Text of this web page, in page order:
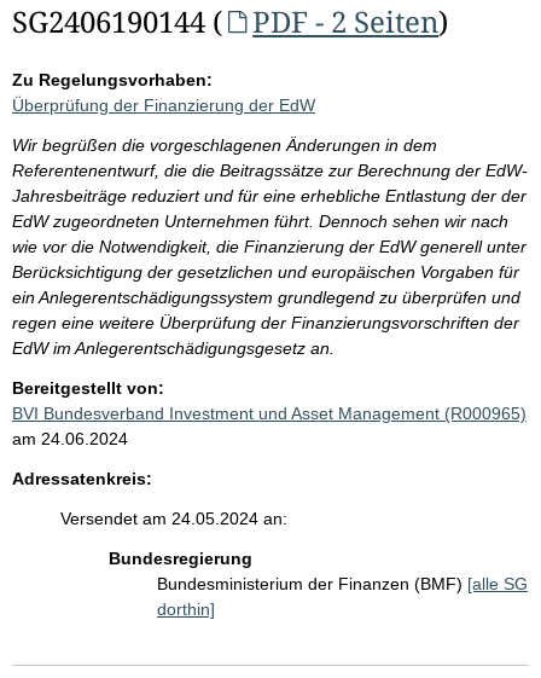
SG2406190144 (
PDF - 2 Seiten)
Zu Regelungsvorhaben:
Überprüfung der Finanzierung der EdW
Wir begrüßen die vorgeschlagenen Änderungen in dem
Referentenentwurf, die die Beitragssätze zur Berechnung der EdW-
Jahresbeiträge reduziert und für eine erhebliche Entlastung der der
EdW zugeordneten Unternehmen führt. Dennoch sehen wir nach
wie vor die Notwendigkeit, die Finanzierung der EdW generell unter
Berücksichtigung der gesetzlichen und europäischen Vorgaben für
ein Anlegerentschädigungssystem grundlegend zu überprüfen und
regen eine weitere Überprüfung der Finanzierungsvorschriften der
EdW im Anlegerentschädigungsgesetz an.
Bereitgestellt von:
BVI Bundesverband Investment und Asset Management (R000965)
am 24.06.2024
Adressatenkreis:
Versendet am 24.05.2024 an:
Bundesregierung
Bundesministerium der Finanzen (BMF) [alle SG
dorthin]